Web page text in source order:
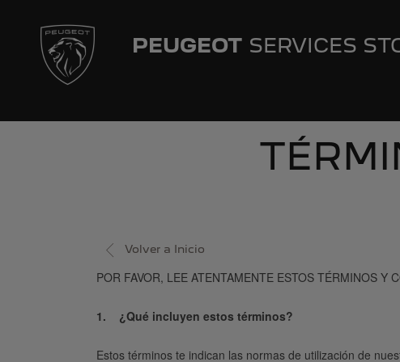
PEUGEOT SERVICES
navigation
Volver a Inicio
POR FAVOR, LEE ATENTAMENTE ESTOS TÉRMINOS Y
1. ¿Qué incluyen estos términos?
Estos términos te indican las normas de utilización de